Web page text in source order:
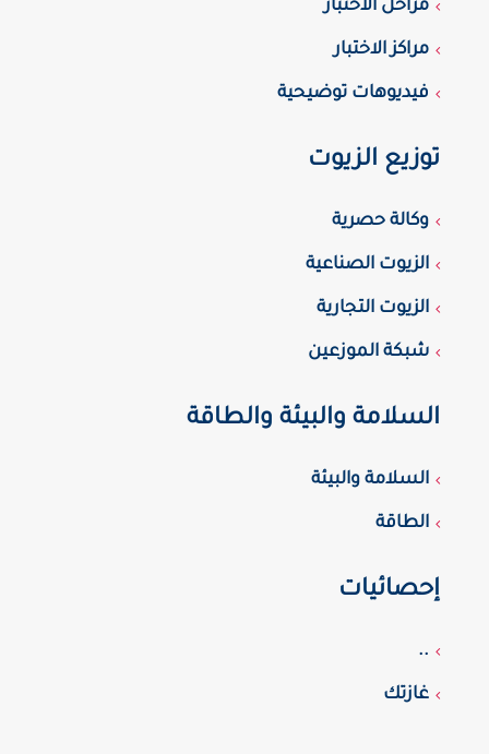
مراحل الاختبار
مراكز الاختبار
فيديوهات توضيحية
توزيع الزيوت
وكالة حصرية
الزيوت الصناعية
الزيوت التجارية
شبكة الموزعين
السلامة والبيئة والطاقة
السلامة والبيئة
الطاقة
إحصائيات
..
غازتك